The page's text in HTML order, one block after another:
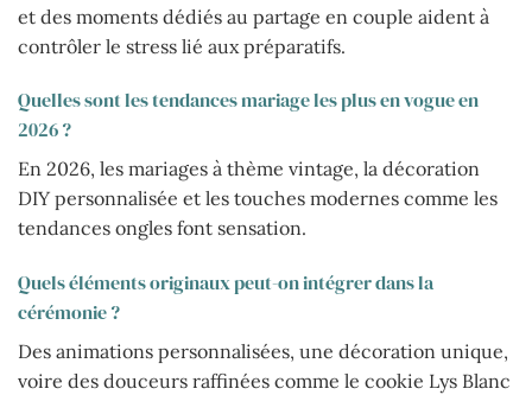
et des moments dédiés au partage en couple aident à
contrôler le stress lié aux préparatifs.
Quelles sont les tendances mariage les plus en vogue en
2026 ?
En 2026, les mariages à thème vintage, la décoration
DIY personnalisée et les touches modernes comme les
tendances ongles font sensation.
Quels éléments originaux peut-on intégrer dans la
cérémonie ?
Des animations personnalisées, une décoration unique,
voire des douceurs raffinées comme le cookie Lys Blanc